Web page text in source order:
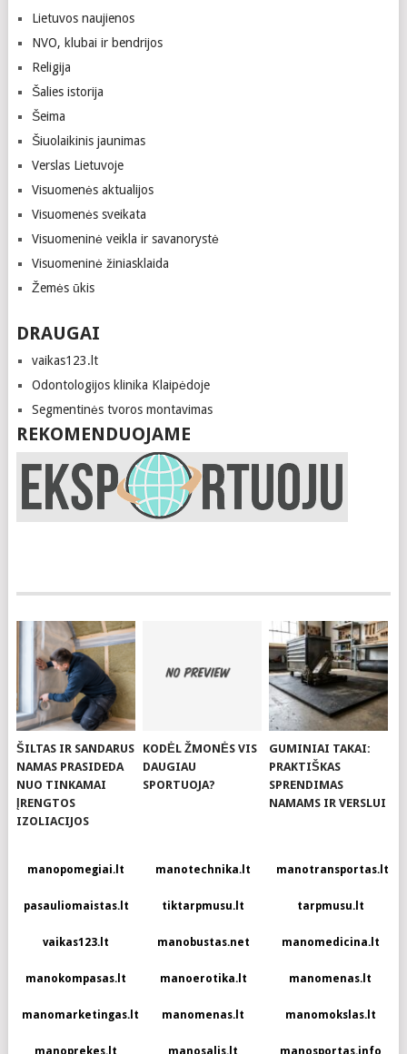
Lietuvos naujienos
NVO, klubai ir bendrijos
Religija
Šalies istorija
Šeima
Šiuolaikinis jaunimas
Verslas Lietuvoje
Visuomenės aktualijos
Visuomenės sveikata
Visuomeninė veikla ir savanorystė
Visuomeninė žiniasklaida
Žemės ūkis
DRAUGAI
vaikas123.lt
Odontologijos klinika Klaipėdoje
Segmentinės tvoros montavimas
REKOMENDUOJAME
ŠILTAS IR SANDARUS
NAMAS PRASIDEDA
NUO TINKAMAI
ĮRENGTOS
IZOLIACIJOS
KODĖL ŽMONĖS VIS
DAUGIAU
SPORTUOJA?
GUMINIAI TAKAI:
PRAKTIŠKAS
SPRENDIMAS
NAMAMS IR VERSLUI
manopomegiai.lt manotechnika.lt manotransportas.lt
pasauliomaistas.lt tiktarpmusu.lt tarpmusu.lt
vaikas123.lt manobustas.net manomedicina.lt
manokompasas.lt manoerotika.lt manomenas.lt
manomarketingas.lt manomenas.lt manomokslas.lt